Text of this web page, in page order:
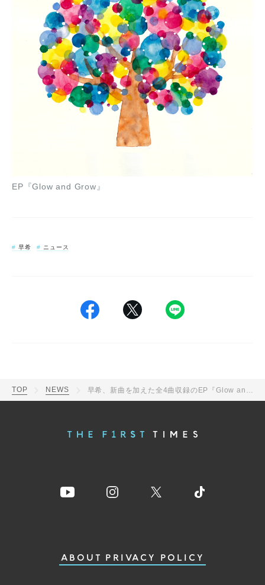
EP『Glow and Grow』
早希 ニュース
TOP NEWS
ABOUT PRIVACY POLICY